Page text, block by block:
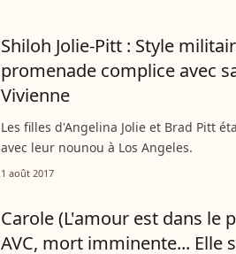
Shiloh Jolie-Pitt : Style
promenade complice avec
Vivienne
Les filles d'Angelina Jolie et Brad Pitt
avec leur nounou à Los Angeles.
1 août 2017
Carole (L'amour est dans le
AVC, mort imminente... Elle